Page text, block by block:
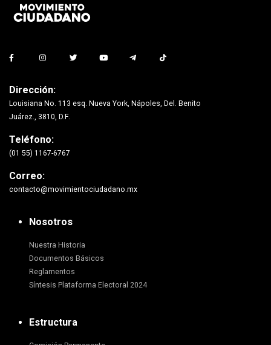
Dirección:
Louisiana No. 113 esq. Nueva York, Nápoles, Del. Benito
Juárez., 3810, D.F.
Teléfono:
(01 55) 1167-6767
Correo:
contacto@movimientociudadano.mx
Nosotros
Nuestra Historia
Documentos Básicos
Reglamentos
Síntesis Plataforma Electoral 2024
Estructura